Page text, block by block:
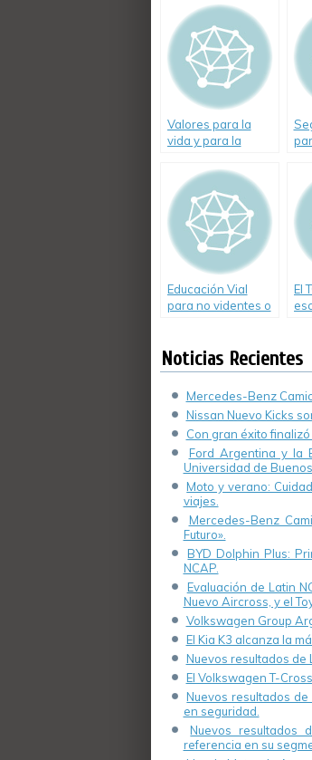
Fundación Renault
Valores para la
vida y para la
Educación Vial
para no videntes o
El
Noticias Recientes
Mercedes-Benz
Nissan Nuevo Kicks
Con gran éxito
Ford Argentina y la
Universidad de
Moto y verano:
viajes.
Mercedes-Benz
Futuro».
BYD Dolphin Plus:
NCAP.
Evaluación de Latin
Nuevo Aircross, y el
Volkswagen Group
El Kia K3 alcanza la
Nuevos resultados de
El Volkswagen T-
Nuevos resultados
en seguridad.
Nuevos resultados
referencia en su